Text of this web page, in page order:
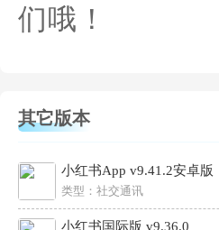
们哦！
其它版本
小红书App v9.41.2安卓版
类型： 社交通讯
小红书国际版 v9.36.0